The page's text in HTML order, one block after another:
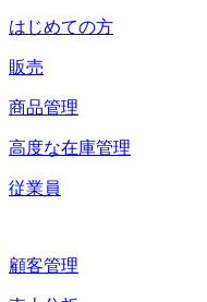
はじめての方
販売
商品管理
高度な在庫管理
従業員
顧客管理